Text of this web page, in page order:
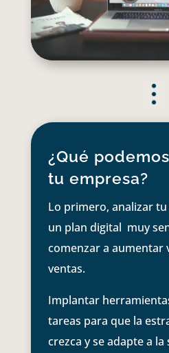
¿Qué
tu empresa?
Lo primero, analizar
un plan digital muy
comenzar a aumentar
ventas.
Implantar
tareas para que la
crezca y se adapte a